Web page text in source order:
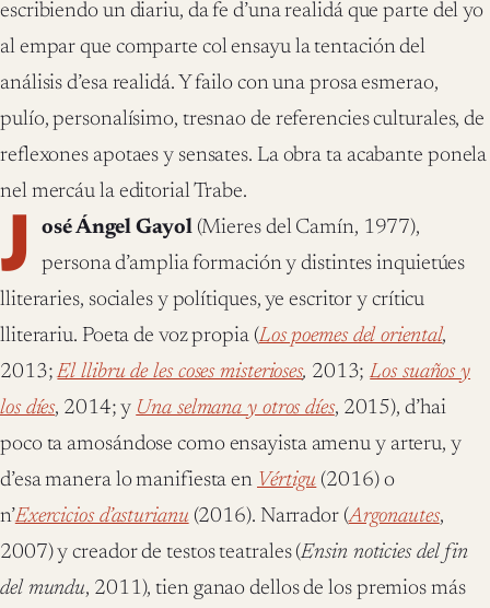
escribiendo un diariu, da fe d’una realidá que parte del yo
al empar que comparte col ensayu la tentación del
análisis d’esa realidá. Y failo con una prosa esmerao,
pulío, personalísimo, tresnao de referencies culturales, de
reflexones apotaes y sensates. La obra ta acabante ponela
nel mercáu la editorial Trabe.
J osé Ángel Gayol(Mieres del Camín, 1977),
persona d’amplia formación y distintes inquietúes
lliteraries, sociales y polítiques, ye escritor y críticu
lliterariu. Poeta de voz propia (Los poemes del oriental,
2013;El llibru de les coses misterioses, 2013; Los suaños y
los díes, 2014; y Una selmana y otros díes, 2015), d’hai
poco ta amosándose como ensayista amenu y arteru, y
d’esa manera lo manifiesta en Vértigu (2016) o
n’Exercicios d’asturianu(2016). Narrador (Argonautes,
2007) y creador de testos teatrales (Ensin noticies del fin
del mundu, 2011), tien ganao dellos de los premios más